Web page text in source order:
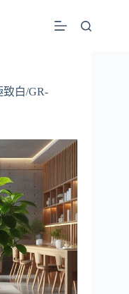
致白/GR-